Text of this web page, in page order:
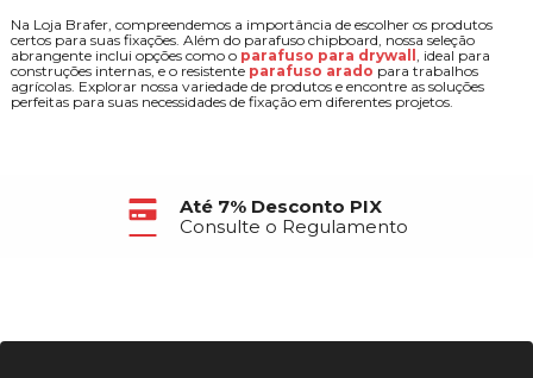
Na Loja Brafer, compreendemos a importância de escolher os produtos
certos para suas fixações. Além do parafuso chipboard, nossa seleção
abrangente inclui opções como o parafuso para drywall
, ideal para
construções internas, e o resistente parafuso arado para trabalhos
agrícolas. Explorar nossa variedade de produtos e encontre as soluções
perfeitas para suas necessidades de fixação em diferentes projetos.
Até 7% Desconto PIX
Consulte o Regulamento